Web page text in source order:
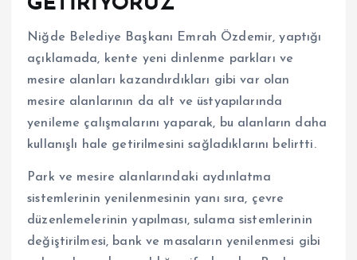
GETİRİYORUZ”
Niğde Belediye Başkanı Emrah Özdemir, yaptığı
açıklamada, kente yeni dinlenme parkları ve
mesire alanları kazandırdıkları gibi var olan
mesire alanlarının da alt ve üstyapılarında
yenileme çalışmalarını yaparak, bu alanların daha
kullanışlı hale getirilmesini sağladıklarını belirtti.
Park ve mesire alanlarındaki aydınlatma
sistemlerinin yenilenmesinin yanı sıra, çevre
düzenlemelerinin yapılması, sulama sistemlerinin
değiştirilmesi, bank ve masaların yenilenmesi gibi